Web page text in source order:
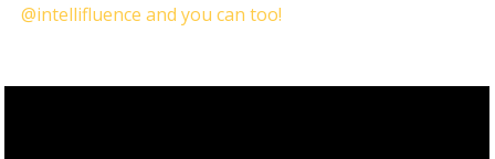
@intellifluence and you can too!